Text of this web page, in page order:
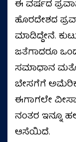
ಈ ವರ್ಷದ
ಹೊರದೇಶದ
ಮಾಡಿದ್ದೇನೆ.
ಜತೆಗಾದರೂ
ಸಮಾಧಾನ
ಬೇಸಗೆಗೆ
ಈಗಾಗಲೇ
ನಂತರ ಇನ್ನೂ
ಆಸೆಯಿದೆ.